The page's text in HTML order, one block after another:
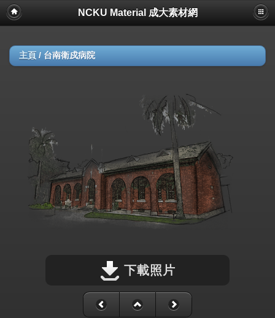
NCKU Material 成大素材網
主頁 / 台南衛戍病院
下載照片